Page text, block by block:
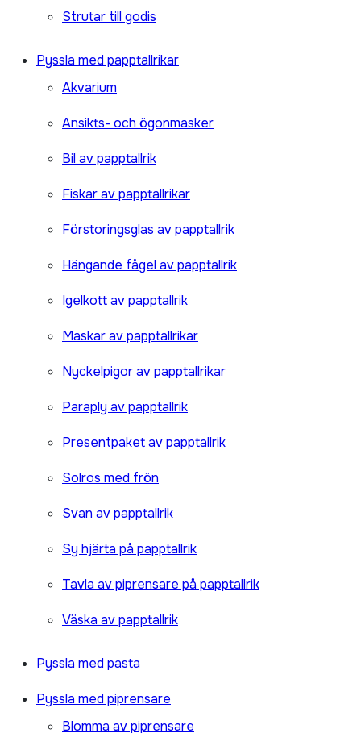
Strutar till godis
Pyssla med papptallrikar
Akvarium
Ansikts- och ögonmasker
Bil av papptallrik
Fiskar av papptallrikar
Förstoringsglas av papptallrik
Hängande fågel av papptallrik
Igelkott av papptallrik
Maskar av papptallrikar
Nyckelpigor av papptallrikar
Paraply av papptallrik
Presentpaket av papptallrik
Solros med frön
Svan av papptallrik
Sy hjärta på papptallrik
Tavla av piprensare på papptallrik
Väska av papptallrik
Pyssla med pasta
Pyssla med piprensare
Blomma av piprensare